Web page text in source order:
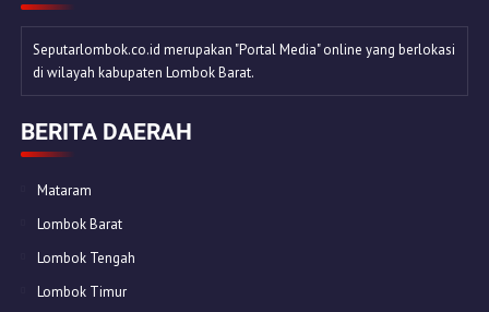
Seputarlombok.co.id merupakan "Portal Media" online yang berlokasi
di wilayah kabupaten Lombok Barat.
BERITA DAERAH
Mataram
Lombok Barat
Lombok Tengah
Lombok Timur